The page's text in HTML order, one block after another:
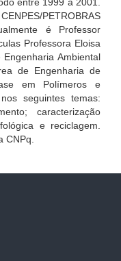
PETROBRAS
é Professor
Professora Eloisa
Ambiental
de Engenharia de
em Polímeros e
seguintes temas:
caracterização
e reciclagem.
CNPq.